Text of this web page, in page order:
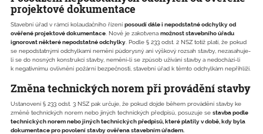
projektové dokumentace
Stavební úřad v rámci kolaudačního řízení posoudí dále i nepodstatné odchylky od
ověřené projektové dokumentace . Nově je zakotvena možnost stavebního úřadu
ignorovat některé nepodstatné odchylky . Podle § 233 odst. 2 NSZ totiž platí, že pokud
se nepodstatnými odchylkami nemění půdorysný ani výškový rozsah stavby, nezasahuje-
li se do nosných konstrukcí stavby, nemění-li se způsob užívání stavby a nedochází-li
k negativnímu ovlivnění požární bezpečnosti, stavební úřad k těmto odchylkám nepřihlíží.
Změna technických norem při provádění stavby
Ustanovení § 233 odst. 3 NSZ pak určuje, že pokud dojde během provádění stavby ke
změně technických norem nebo jiných technických předpisů, posuzuje se stavba podle
technických norem nebo jiných technických předpisů, které platily v době, kdy byla
dokumentace pro povolení stavby ověřena stavebním úřadem.